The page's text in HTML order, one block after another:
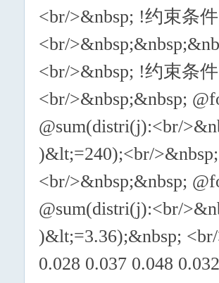
<br/>&nbsp; !约束条
<br/
<br/>&nbsp; !约束条
<br/>&nbsp;&nbsp;
@sum(distri(j):<br/
)&lt;=240);<br/
<br/>&nbsp;&nbsp;
@sum(distri(j):<br/
)&lt;=3.36);&nbsp;
0.028 0.037 0.048